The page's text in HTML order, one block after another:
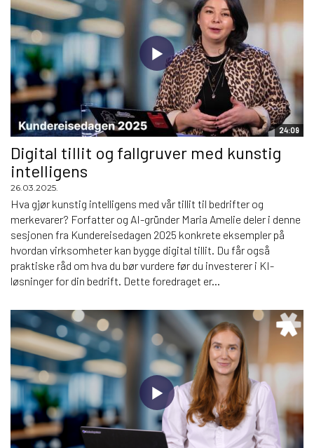
24:09
Digital tillit og fallgruver med kunstig
intelligens
26.03.2025.
Hva gjør kunstig intelligens med vår tillit til bedrifter og
merkevarer? Forfatter og AI-gründer Maria Amelie deler i denne
sesjonen fra Kundereisedagen 2025 konkrete eksempler på
hvordan virksomheter kan bygge digital tillit. Du får også
praktiske råd om hva du bør vurdere før du investerer i KI-
løsninger for din bedrift. Dette foredraget er...